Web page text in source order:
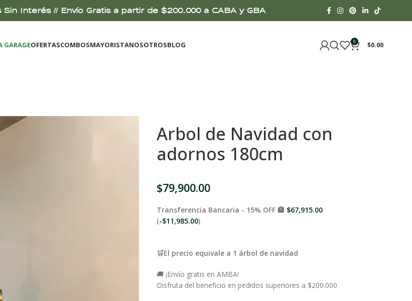
Interés // Envío Gratis a partir de $200.000 a CABA y GBA
GARAGEOFERTASCOMBOSMAYORISTANOSOTROSBLOG 0 $0.00
Arbol de Navidad con
adornos 180cm
$79,900.00
Transferencia Bancaria - 15% OFF 🏦 $67,915.00
(-$11,985.00)
🛒El precio equivale a 1 árbol de navidad
🚚 ¡Envío gratis en AMBA!
Disfruta del beneficio en pedidos superiores a $200.000